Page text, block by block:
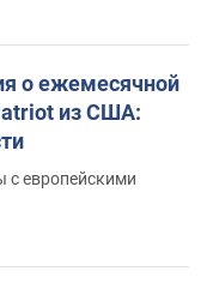
о ежемесячной
из США:
с европейскими